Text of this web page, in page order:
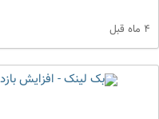
4 ماه قبل